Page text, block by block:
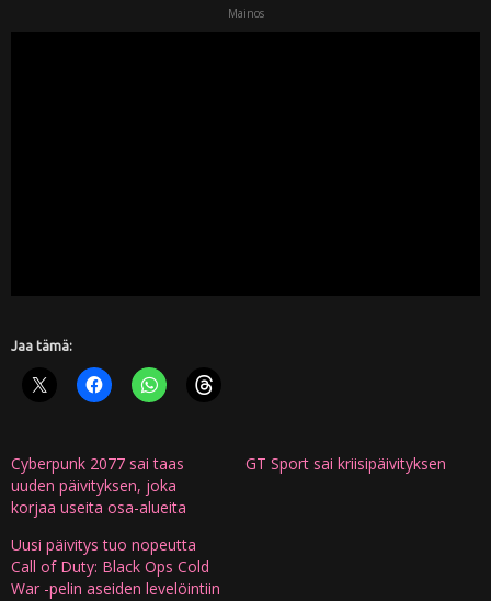
Mainos
Jaa tämä:
Cyberpunk 2077 sai taas
uuden päivityksen, joka
korjaa useita osa-alueita
GT Sport sai kriisipäivityksen
Uusi päivitys tuo nopeutta
Call of Duty: Black Ops Cold
War -pelin aseiden levelöintiin